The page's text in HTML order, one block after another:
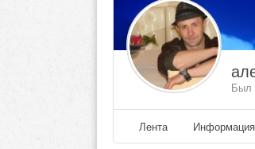
Был
Лента Информация